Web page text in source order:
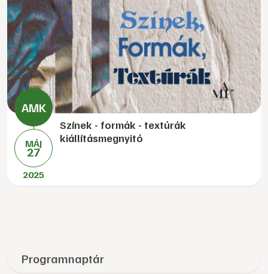
MÁJ
27
2025
Színek - formák - textúrák
kiállításmegnyitó
Programnaptár